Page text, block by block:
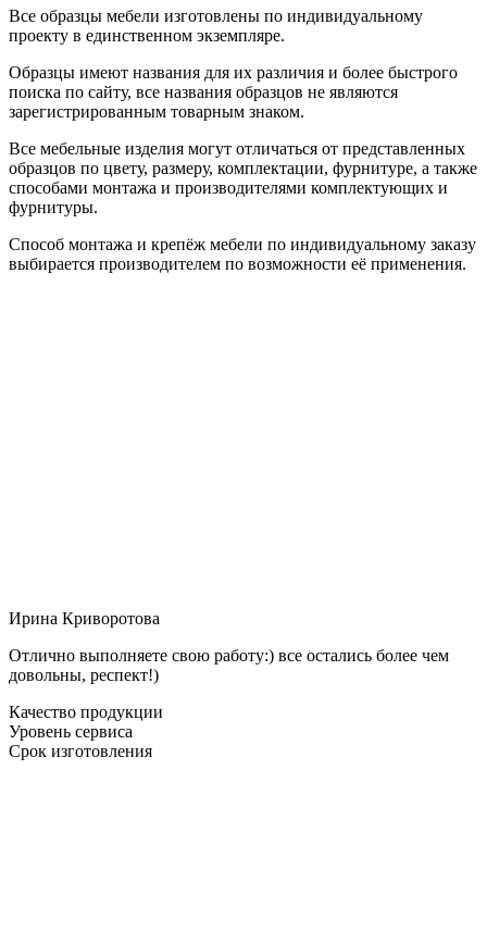
Все образцы мебели изготовлены по индивидуальному
проекту в единственном экземпляре.
Образцы имеют названия для их различия и более быстрого
поиска по сайту, все названия образцов не являются
зарегистрированным товарным знаком.
Все мебельные изделия могут отличаться от представленных
образцов по цвету, размеру, комплектации, фурнитуре, а также
способами монтажа и производителями комплектующих и
фурнитуры.
Способ монтажа и крепёж мебели по индивидуальному заказу
выбирается производителем по возможности её применения.
Ирина Криворотова
Отлично выполняете свою работу:) все остались более чем
довольны, респект!)
Качество продукции
Уровень сервиса
Срок изготовления